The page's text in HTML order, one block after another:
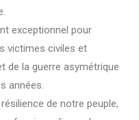
exceptionnel pour
victimes civiles et
de la guerre asymétrique
années.
de notre peuple,